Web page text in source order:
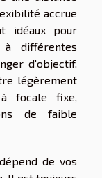
accrue
idéaux pour
différentes
d'objectif.
légèrement
focale fixe,
de faible
de vos